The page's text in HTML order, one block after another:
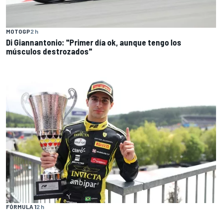
MOTOGP2 h
Di Giannantonio: "Primer día ok, aunque tengo los
músculos destrozados"
FÓRMULA 12 h